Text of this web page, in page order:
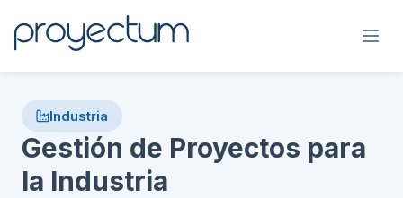
Industria
Gestión de Proyectos para
la Industria